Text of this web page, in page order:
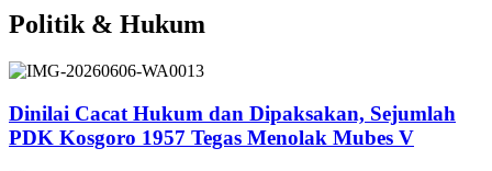
Politik & Hukum
Dinilai Cacat Hukum dan Dipaksakan, Sejumlah
PDK Kosgoro 1957 Tegas Menolak Mubes V